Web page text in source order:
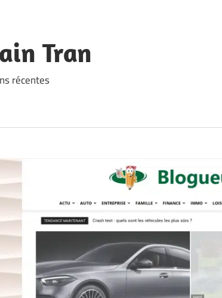
Tran
récentes